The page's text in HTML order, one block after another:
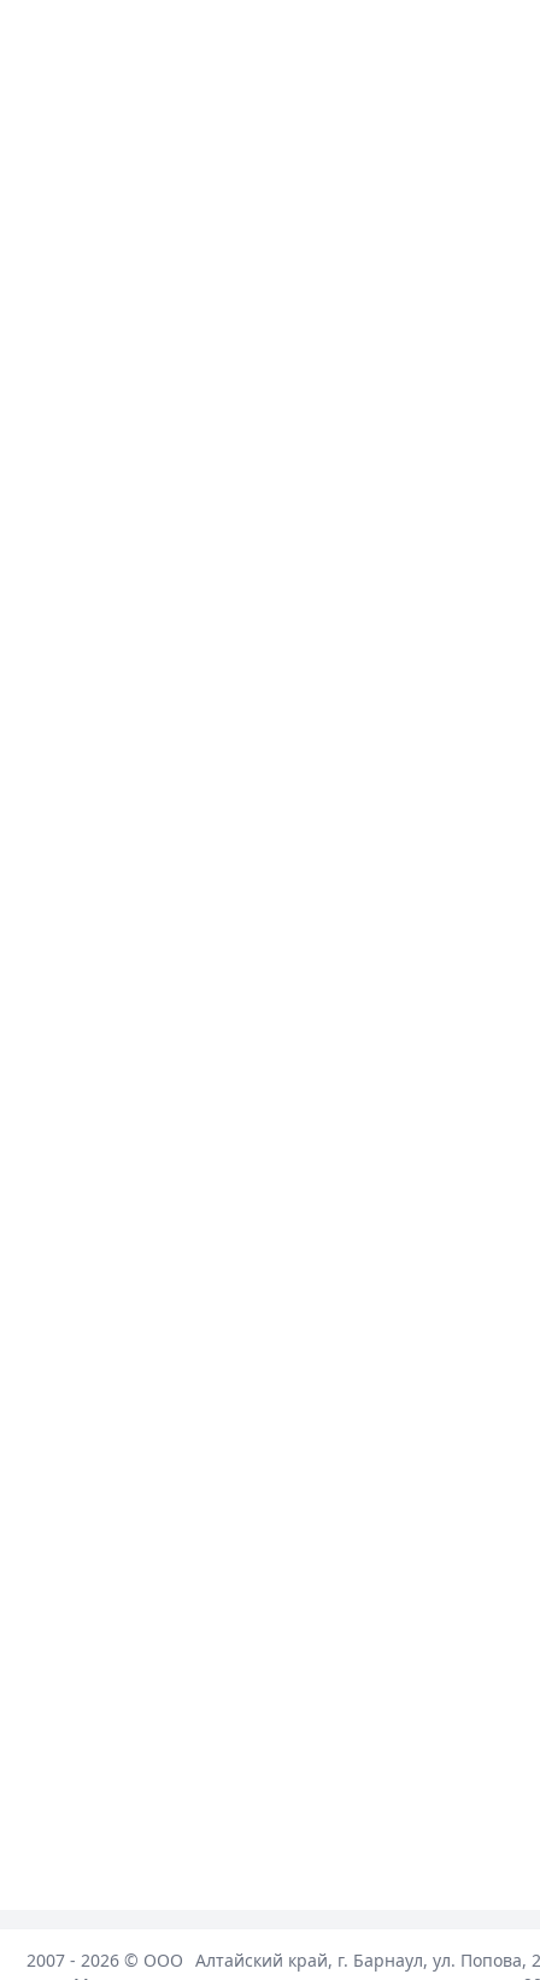
2007 - 2026 © ООО Алтайский край, г. Барнаул, ул. Попова,